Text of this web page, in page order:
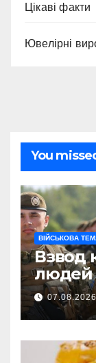
Цікаві факти
Ювелірні
You
ВІЙСЬКОВА
Взвод
людей
07.08.2026